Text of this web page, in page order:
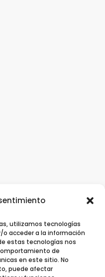
utilizamos tecnologías
acceder a la información
estas tecnologías nos
de
en este sitio. No
puede afectar
/Implantes
Ortodoncia invisible